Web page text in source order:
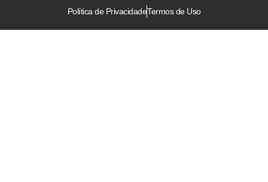
Política de PrivacidadeTermos de Uso